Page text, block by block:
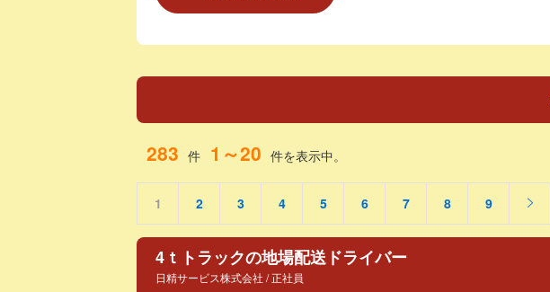
283 件 1～20 件を表示中。
1 2 3 4 5 6 7 8 9
4ｔトラックの地場配送ドライバー
日精サービス株式会社 / 正社員